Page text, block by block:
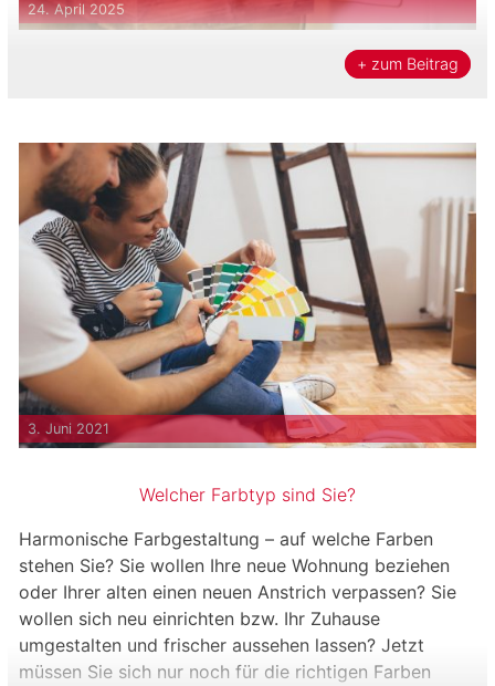
Wir verwenden Sendinblue als unsere
Marketing-Plattform. Wenn Sie das Formular
ausfüllen und absenden, bestätigen Sie,
dass die von Ihnen angegebenen
Nutzungsbedingungenübertragen werden.
Jetzt E-Mail mit Anmeldelink anfordern >
24. April 2025
Verkaufsoffener Sonntag am 04.05.2025
+ zum Beitrag
3. Juni 2021
Welcher Farbtyp sind Sie?
Harmonische Farbgestaltung – auf welche Farben
stehen Sie? Sie wollen Ihre neue Wohnung beziehen
oder Ihrer alten einen neuen Anstrich verpassen? Sie
wollen sich neu einrichten bzw. Ihr Zuhause
umgestalten und frischer aussehen lassen? Jetzt
müssen Sie sich nur noch für die richtigen Farben